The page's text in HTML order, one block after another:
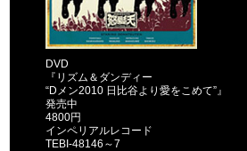
DVD
『リズム＆ダンディー
“Dメン2010 日比谷より愛をこめて”』
発売中
4800円
インペリアルレコード
TEBI-48146～7